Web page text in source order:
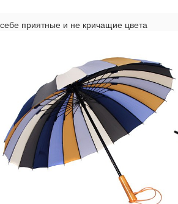
приятные и не кричащие цвета